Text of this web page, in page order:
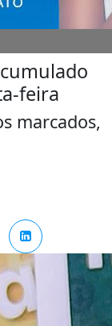
feira
marcados,